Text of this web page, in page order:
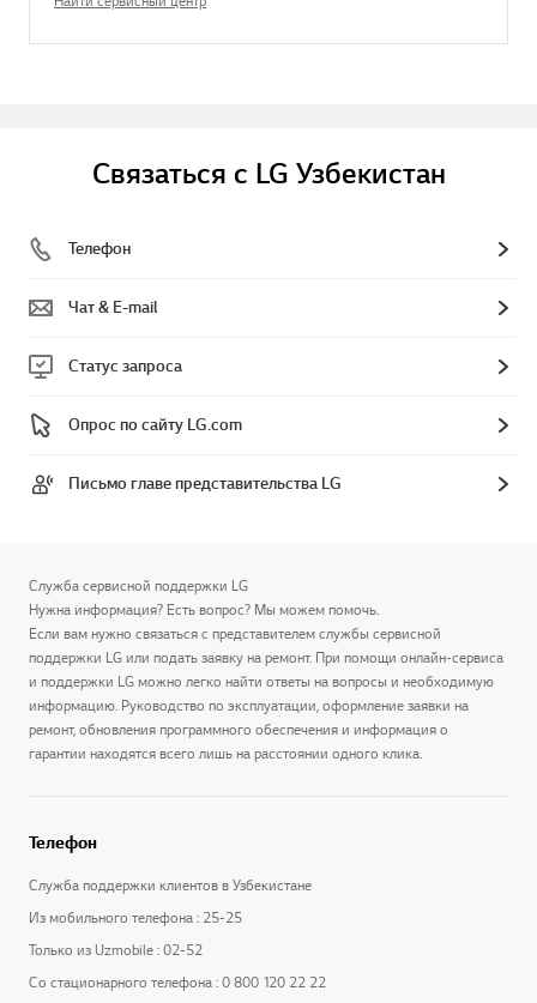
Связаться с LG Узбекистан
Телефон
Чат & E-mail
Статус запроса
Опрос по сайту LG.com
Письмо главе представительства LG
Служба сервисной поддержки LG
Нужна информация? Есть вопрос? Мы можем помочь.
Если вам нужно связаться с представителем службы сервисной
поддержки LG или подать заявку на ремонт. При помощи онлайн-сервиса
и поддержки LG можно легко найти ответы на вопросы и необходимую
информацию. Руководство по эксплуатации, оформление заявки на
ремонт, обновления программного обеспечения и информация о
гарантии находятся всего лишь на расстоянии одного клика.
Телефон
Служба поддержки клиентов в Узбекистане
Из мобильного телефона : 25-25
Только из Uzmobile : 02-52
Со стационарного телефона : 0 800 120 22 22